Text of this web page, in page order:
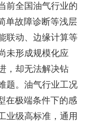
前全国油气行业的
单故障诊断等浅层
联动、边缘计算等
未形成规模化应
，却无法解决钻
题。油气行业工况
在极端条件下的感
业级高标准，通用